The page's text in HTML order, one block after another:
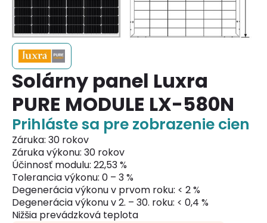
Solárny panel Luxra
PURE MODULE LX-580N
Prihláste sa pre zobrazenie cien
Záruka: 30 rokov
Záruka výkonu: 30 rokov
Účinnosť modulu: 22,53 %
Tolerancia výkonu: 0 – 3 %
Degenerácia výkonu v prvom roku: < 2 %
Degenerácia výkonu v 2. – 30. roku: < 0,4 %
Nižšia prevádzková teplota